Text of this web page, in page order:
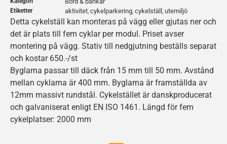
Etiketter aktivitet cykelparkering cykelställ utemiljö
Detta cykelställ kan monteras på vägg eller gjutas ner och
det är plats till fem cyklar per modul. Priset avser
montering på vägg. Stativ till nedgjutning beställs separat
och kostar 650.-/st
Byglarna passar till däck från 15 mm till 50 mm. Avstånd
mellan cyklarna är 400 mm. Byglarna är framställda av
12mm massivt rundstål. Cykelstället är danskproducerat
och galvaniserat enligt EN ISO 1461. Längd för fem
cykelplatser: 2000 mm